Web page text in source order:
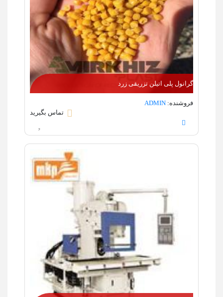
گرانول پلی اتیلن تزریقی زرد
فروشنده: ADMIN
تماس بگیرید